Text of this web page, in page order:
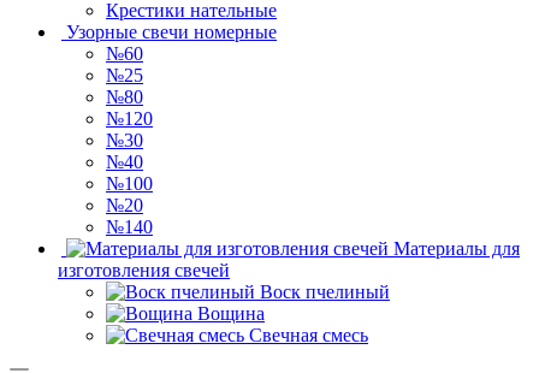
Крестики нательные
Узорные свечи номерные
№60
№25
№80
№120
№30
№40
№100
№20
№140
Материалы для
изготовления свечей
Воск пчелиный
Вощина
Свечная смесь